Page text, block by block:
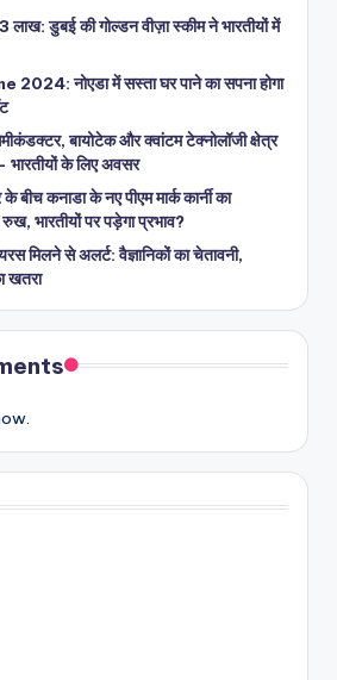
लाख: डुबई की गोल्डन वीज़ा स्कीम ने भारतीयों में
नोएडा में सस्ता घर पाने का सपना होगा
बायोटेक और क्वांटम टेक्नोलॉजी क्षेत्र
भारतीयों के लिए अवसर
बीच कनाडा के नए पीएम मार्क कार्नी का
भारतीयों पर पड़ेगा प्रभाव?
मिलने से अलर्ट: वैज्ञानिकों का चेतावनी,
खतरा